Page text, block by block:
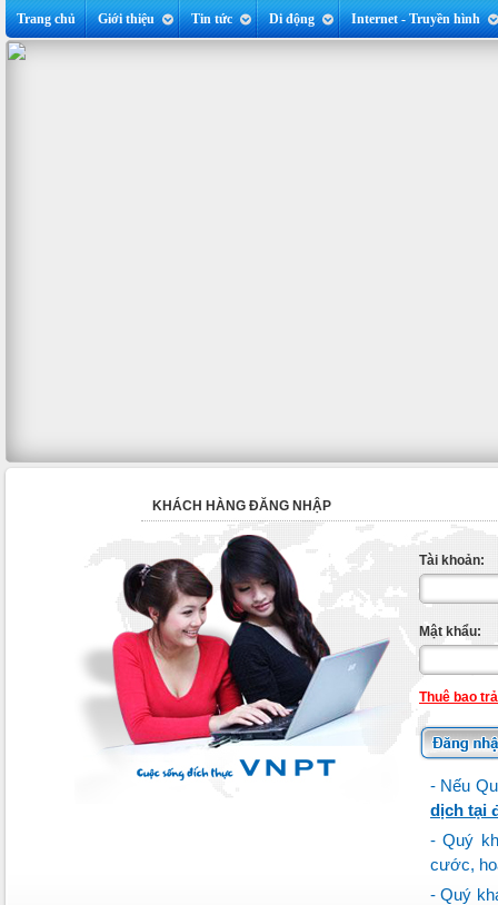
Trang chủ Giới thiệu Tin tức Di động Internet - Truyền hình
KHÁCH HÀNG ĐĂNG NHẬP
Tài khoản:
Mật khẩu:
Thuê bao
- Nếu
dịch tại
- Quý
cước,
- Quý